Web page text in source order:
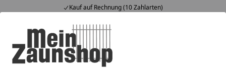
Kauf auf Rechnung (10 Zahlarten)
Alle Produkte
Mein Konto
Suchen